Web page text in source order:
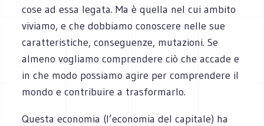
cose ad essa legata. Ma è quella nel cui ambito
viviamo, e che dobbiamo conoscere nelle sue
caratteristiche, conseguenze, mutazioni. Se
almeno vogliamo comprendere ciò che accade e
in che modo possiamo agire per comprendere il
mondo e contribuire a trasformarlo.
Questa economia (l’economia del capitale) ha